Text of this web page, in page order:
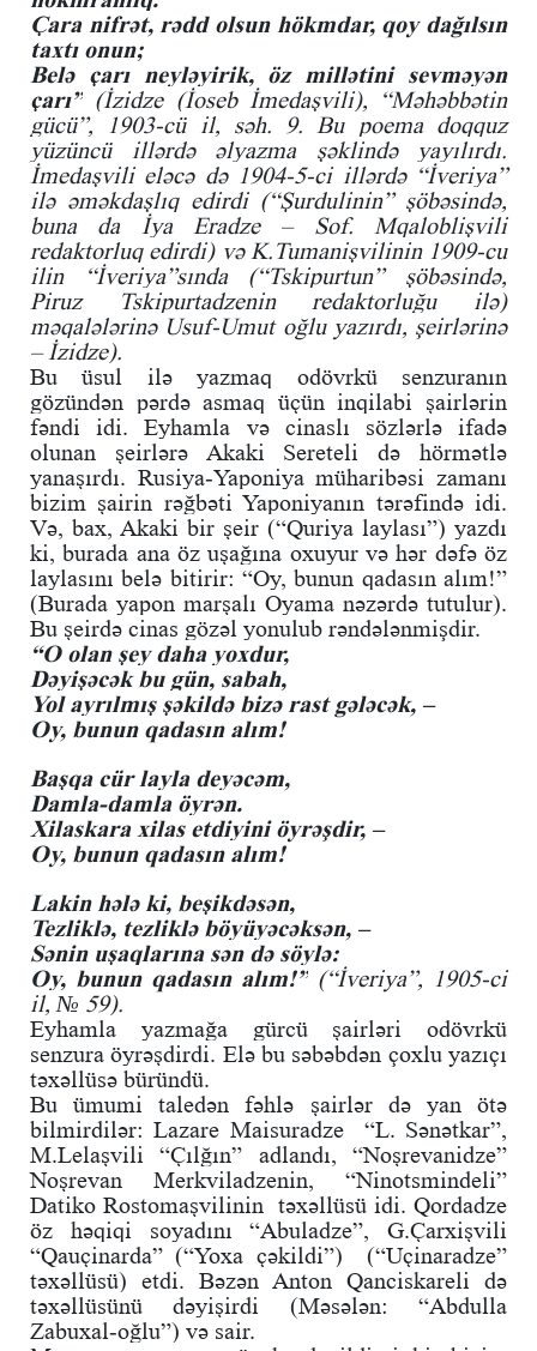
Çara nifrət, rədd olsun hökmdar, qoy dağılsın
taxtı onun;
Belə çarı neyləyirik, öz millətini sevməyən
çarı” (İzidze (İoseb İmedaşvili), “Məhəbbətin
gücü”, 1903-cü il, səh. 9. Bu poema doqquz
yüzüncü illərdə əlyazma şəklində yayılırdı.
İmedaşvili eləcə də 1904-5-ci illərdə “İveriya”
ilə əməkdaşlıq edirdi (“Şurdulinin” şöbəsində,
buna da İya Eradze – Sof. Mqaloblişvili
redaktorluq edirdi) və K.Tumanişvilinin 1909-cu
ilin “İveriya”sında (“Tskipurtun” şöbəsində,
Piruz Tskipurtadzenin redaktorluğu ilə)
məqalələrinə Usuf-Umut oğlu yazırdı, şeirlərinə
– İzidze).
Bu üsul ilə yazmaq odövrkü senzuranın
gözündən pərdə asmaq üçün inqilabi şairlərin
fəndi idi. Eyhamla və cinaslı sözlərlə ifadə
olunan şeirlərə Akaki Sereteli də hörmətlə
yanaşırdı. Rusiya-Yaponiya müharibəsi zamanı
bizim şairin rəğbəti Yaponiyanın tərəfində idi.
Və, bax, Akaki bir şeir (“Quriya laylası”) yazdı
ki, burada ana öz uşağına oxuyur və hər dəfə öz
laylasını belə bitirir: “Oy, bunun qadasın alım!”
(Burada yapon marşalı Oyama nəzərdə tutulur).
Bu şeirdə cinas gözəl yonulub rəndələnmişdir.
“O olan şey daha yoxdur,
Dəyişəcək bu gün, sabah,
Yol ayrılmış şəkildə bizə rast gələcək, –
Oy, bunun qadasın alım!
Başqa cür layla deyəcəm,
Damla-damla öyrən.
Xilaskara xilas etdiyini öyrəşdir, –
Oy, bunun qadasın alım!
Lakin hələ ki, beşikdəsən,
Tezliklə, tezliklə böyüyəcəksən, –
Sənin uşaqlarına sən də söylə:
Oy, bunun qadasın alım!” (“İveriya”, 1905-ci
il, № 59).
Eyhamla yazmağa gürcü şairləri odövrkü
senzura öyrəşdirdi. Elə bu səbəbdən çoxlu yazıçı
təxəllüsə büründü.
Bu ümumi taledən fəhlə şairlər də yan ötə
bilmirdilər: Lazare Maisuradze “L. Sənətkar”,
M.Lelaşvili “Çılğın” adlandı, “Noşrevanidze”
Noşrevan Merkviladzenin, “Ninotsmindeli”
Datiko Rostomaşvilinin təxəllüsü idi. Qordadze
öz həqiqi soyadını “Abuladze”, G.Çarxişvili
“Qauçinarda” (“Yoxa çəkildi”) (“Uçinaradze”
təxəllüsü) etdi. Bəzən Anton Qanciskareli də
təxəllüsünü dəyişirdi (Məsələn: “Abdulla
Zabuxal-oğlu”) və sair.